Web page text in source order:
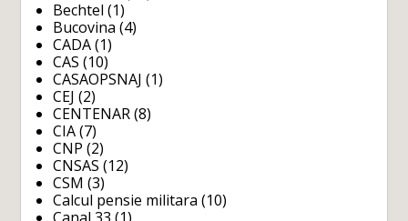
Bechtel (1)
Bucovina (4)
CADA (1)
CAS (10)
CASAOPSNAJ (1)
CEJ (2)
CENTENAR (8)
CIA (7)
CNP (2)
CNSAS (12)
CSM (3)
Calcul pensie militara (10)
Canal 33 (1)